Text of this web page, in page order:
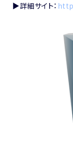
▶︎詳細サイト：